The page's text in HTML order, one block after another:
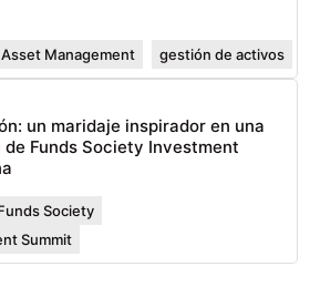
Management gestión de activos
un maridaje inspirador en una
Funds Society Investment
Society
Summit